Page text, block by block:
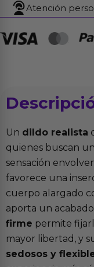
Atención
Un dildo realista
quienes buscan
sensación
favorece una
cuerpo alargado
aporta un
firme permite
mayor libertad, y
sedosos y